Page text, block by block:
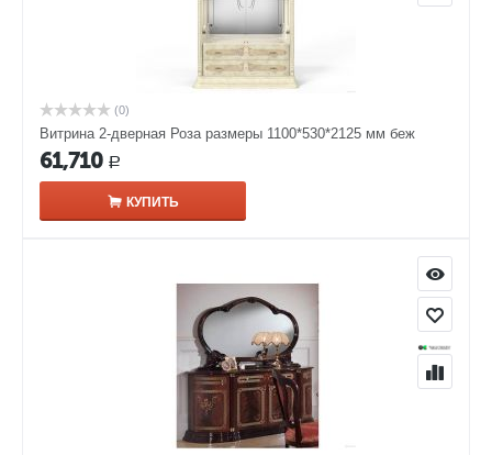
(0)
Витрина 2-дверная Роза размеры 1100*530*2125 мм беж
61,710 Р
КУПИТЬ